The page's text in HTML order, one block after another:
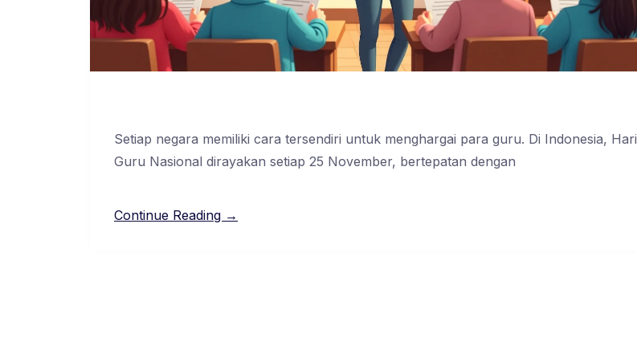
Setiap negara memiliki cara tersendiri untuk menghargai para guru. Di Indonesia, Hari
Guru Nasional dirayakan setiap 25 November, bertepatan dengan
Continue Reading →